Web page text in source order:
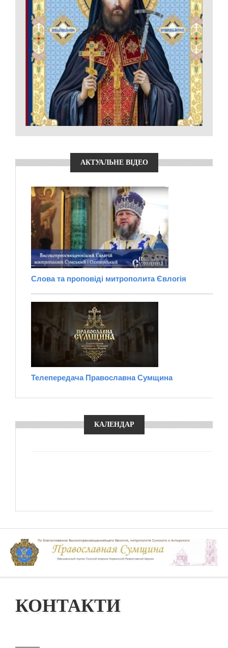
АКТУАЛЬНЕ ВІДЕО
Слова та проповіді митрополита Євлогія
Телепередача Православна Сумщина
КАЛЕНДАР
КОНТАКТИ